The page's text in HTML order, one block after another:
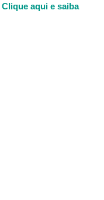
Clique aqui e saiba